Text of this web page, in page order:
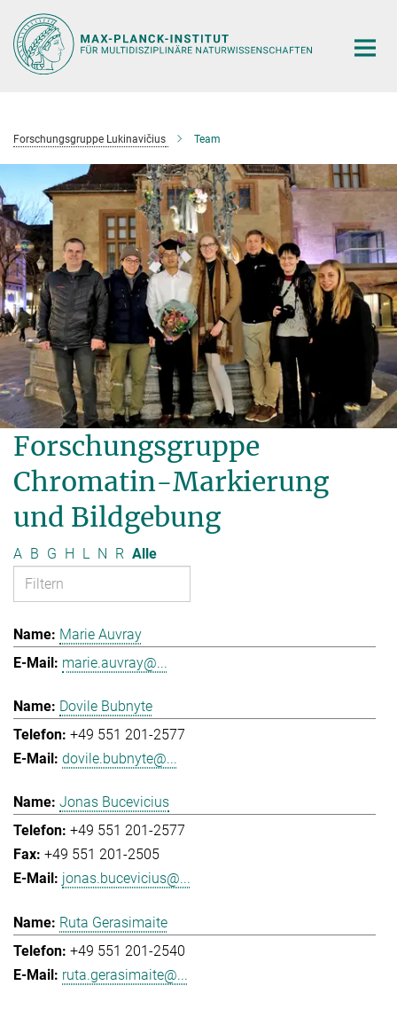
Hauptinhalt
Forschungsgruppe Lukinavičius Team
Forschungsgruppe
Chromatin-Markierung
und Bildgebung
A B G H L N R Alle
Marie Auvray
marie.auvray@...
Dovile Bubnyte
+49 551 201-2577
dovile.bubnyte@...
Jonas Bucevicius
+49 551 201-2577
+49 551 201-2505
jonas.bucevicius@...
Ruta Gerasimaite
+49 551 201-2540
ruta.gerasimaite@...